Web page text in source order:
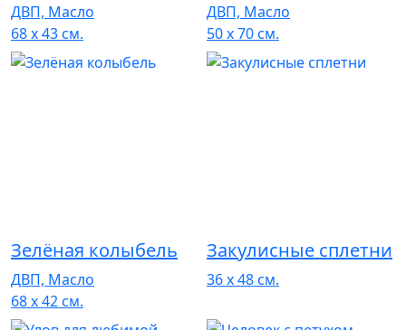
ДВП, Масло
68 x 43 см.
ДВП, Масло
50 x 70 см.
Зелёная колыбель
ДВП, Масло
68 x 42 см.
Закулисные сплетни
36 x 48 см.